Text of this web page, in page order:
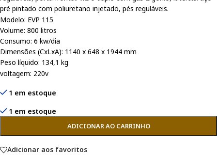
pré pintado com poliuretano injetado, pés reguláveis.
Modelo: EVP 115
Volume: 800 litros
Consumo: 6 kw/dia
Dimensões (CxLxA): 1140 x 648 x 1944 mm
Peso líquido: 134,1 kg
voltagem: 220v
1 em estoque
1 em estoque
ADICIONAR AO CARRINHO
Adicionar aos favoritos